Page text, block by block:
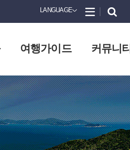
LANGUAGE
여행가이드 커뮤니티